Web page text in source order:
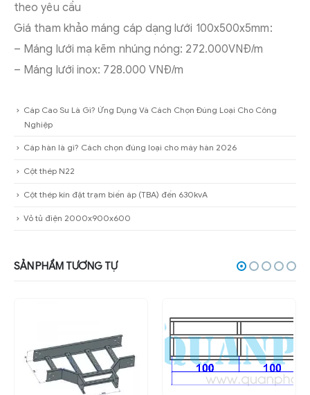
theo yêu cầu
Giá tham khảo máng cáp dạng lưới 100x500x5mm:
– Máng lưới mạ kẽm nhúng nóng: 272.000VNĐ/m
– Máng lưới inox: 728.000 VNĐ/m
Cáp Cao Su Là Gì? Ứng Dụng Và Cách Chọn Đúng Loại Cho Công
Nghiệp
Cáp hàn là gì? Cách chọn đúng loại cho máy hàn 2026
Cột thép N22
Cột thép kín đặt trạm biến áp (TBA) đến 630kvA
Vỏ tủ điện 2000x900x600
SẢN PHẨM TƯƠNG TỰ